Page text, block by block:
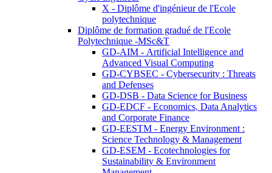
X - Diplôme d'ingénieur de l'Ecole
polytechnique
Diplôme de formation gradué de l'Ecole
Polytechnique -MSc&T
GD-AIM - Artificial Intelligence and
Advanced Visual Computing
GD-CYBSEC - Cybersecurity : Threats
and Defenses
GD-DSB - Data Science for Business
GD-EDCF - Economics, Data Analytics
and Corporate Finance
GD-EESTM - Energy Environment :
Science Technology & Management
GD-ESEM - Ecotechnologies for
Sustainability & Environment